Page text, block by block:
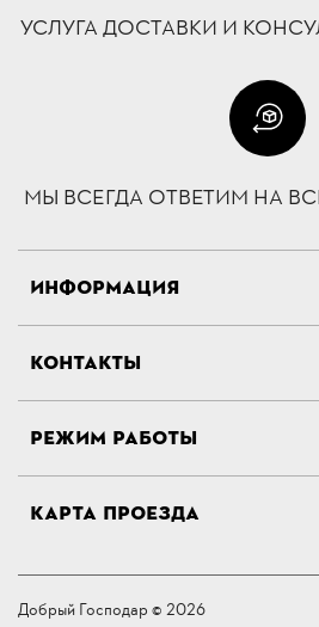
УСЛУГА ДОСТАВКИ И
МЫ ВСЕГДА ОТВЕТИМ НА
ИНФОРМАЦИЯ
КОНТАКТЫ
РЕЖИМ РАБОТЫ
КАРТА ПРОЕЗДА
Добрый Господар © 2026